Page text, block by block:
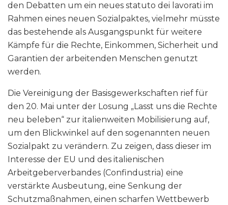
den Debatten um ein neues statuto dei lavorati im
Rahmen eines neuen Sozialpaktes, vielmehr müsste
das bestehende als Ausgangspunkt für weitere
Kämpfe für die Rechte, Einkommen, Sicherheit und
Garantien der arbeitenden Menschen genutzt
werden.
Die Vereinigung der Basisgewerkschaften rief für
den 20. Mai unter der Losung „Lasst uns die Rechte
neu beleben“ zur italienweiten Mobilisierung auf,
um den Blickwinkel auf den sogenannten neuen
Sozialpakt zu verändern. Zu zeigen, dass dieser im
Interesse der EU und des italienischen
Arbeitgeberverbandes (Confindustria) eine
verstärkte Ausbeutung, eine Senkung der
Schutzmaßnahmen, einen scharfen Wettbewerb